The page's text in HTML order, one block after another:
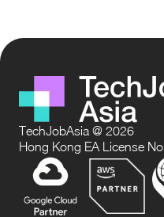
TechJobAsia @ 2026
Hong Kong EA License